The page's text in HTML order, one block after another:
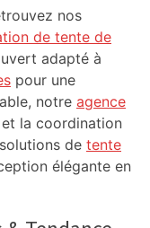
nos
de tente de
adapté à
pour une
notre agence
et la coordination
de tente
élégante en